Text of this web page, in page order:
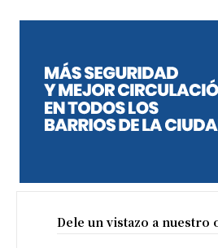
Dele un vistazo a nuestro